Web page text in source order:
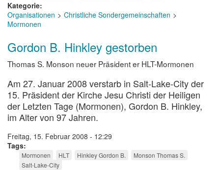
Kategorie
Organisationen
Christliche Sondergemeinschaften
Mormonen
Gordon B. Hinkley gestorben
Thomas S. Monson neuer Präsident er HLT-Mormonen
Am 27. Januar 2008 verstarb in Salt-Lake-City der
15. Präsident der Kirche Jesu Christi der Heiligen
der Letzten Tage (Mormonen), Gordon B. Hinkley,
im Alter von 97 Jahren.
Freitag, 15. Februar 2008 - 12:29
Tags
Mormonen HLT Hinkley Gordon B.
Monson Thomas S.
Salt-Lake-City